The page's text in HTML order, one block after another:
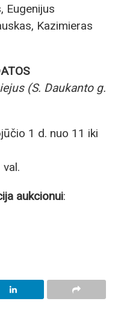
Eugenijus
Kazimieras
(S. Daukanto g.
1 d. nuo 11 iki
aukcionui: